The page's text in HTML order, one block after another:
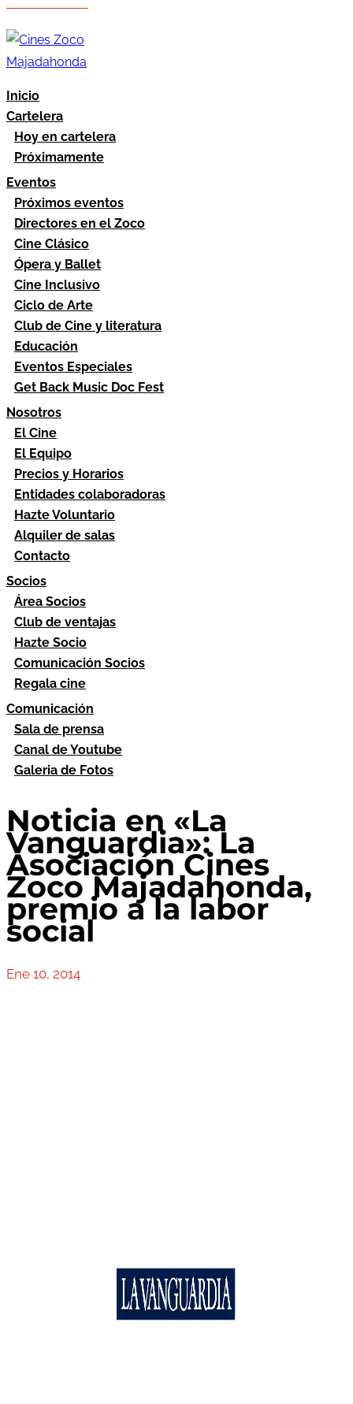
Inicio
Cartelera
Hoy en cartelera
Próximamente
Eventos
Próximos eventos
Directores en el Zoco
Cine Clásico
Ópera y Ballet
Cine Inclusivo
Ciclo de Arte
Club de Cine y literatura
Educación
Eventos Especiales
Get Back Music Doc Fest
Nosotros
El Cine
El Equipo
Precios y Horarios
Entidades colaboradoras
Hazte Voluntario
Alquiler de salas
Contacto
Socios
Área Socios
Club de ventajas
Hazte Socio
Comunicación Socios
Regala cine
Comunicación
Sala de prensa
Canal de Youtube
Galeria de Fotos
Noticia en «La
Vanguardia»: La
Asociación Cines
Zoco Majadahonda,
premio a la labor
social
Ene 10, 2014